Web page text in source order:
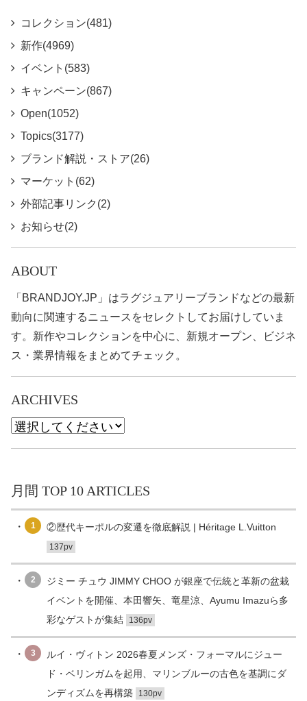
コレクション(481)
新作(4969)
イベント(583)
キャンペーン(867)
Open(1052)
Topics(3177)
ブランド解説・ストア(26)
マーケット(62)
外部記事リンク(2)
お知らせ(2)
ABOUT
「BRANDJOY.JP」はラグジュアリーブランドなどの最新
動向に関連するニュースをセレクトしてお届けしていま
す。新作やコレクションを中心に、新規オープン、ビジネ
ス・業界情報をまとめてチェック。
ARCHIVES
月間 TOP 10 ARTICLES
1 ②歴代キーポルの変遷を徹底解説 | Héritage L.Vuitton
137pv
2
ジミー チュウ JIMMY CHOO が銀座で伝統と革新の盆栽
イベントを開催、本田響矢、竜星涼、Ayumu Imazuら多
彩なゲストが集結
136pv
3
ルイ・ヴィトン 2026春夏メンズ・フォーマルにジュー
ド・ベリンガムを起用、マリンブルーの古色を基調にダ
ンディズムを再構築
130pv